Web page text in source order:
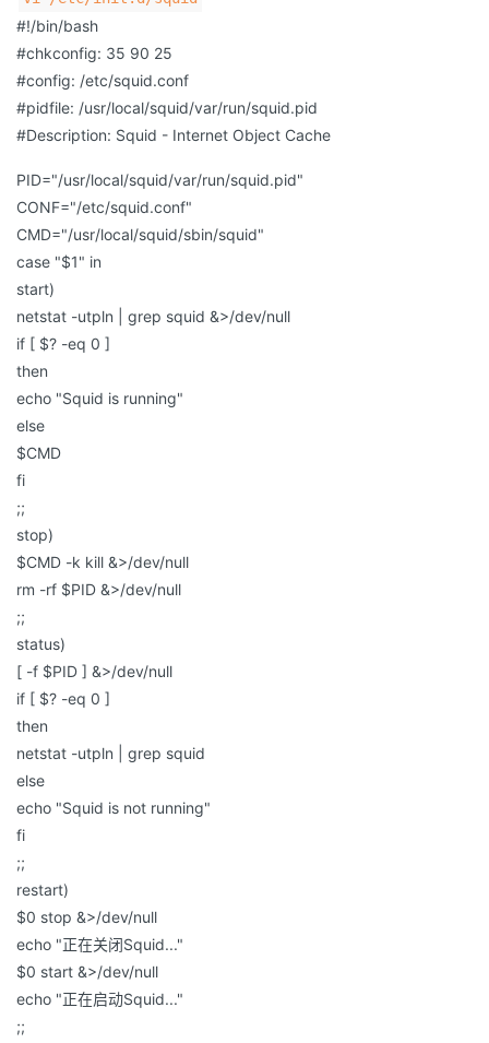
#!/bin/bash
#chkconfig: 35 90 25
#config: /etc/squid.conf
#pidfile: /usr/local/squid/var/run/squid.pid
#Description: Squid - Internet Object Cache
PID="/usr/local/squid/var/run/squid.pid"
CONF="/etc/squid.conf"
CMD="/usr/local/squid/sbin/squid"
case "$1" in
start)
netstat -utpln | grep squid &>/dev/null
if [ $? -eq 0 ]
then
echo "Squid is running"
else
$CMD
fi
;;
stop)
$CMD -k kill &>/dev/null
rm -rf $PID &>/dev/null
;;
status)
[ -f $PID ] &>/dev/null
if [ $? -eq 0 ]
then
netstat -utpln | grep squid
else
echo "Squid is not running"
fi
;;
restart)
$0 stop &>/dev/null
echo "正在关闭Squid..."
$0 start &>/dev/null
echo "正在启动Squid..."
;;